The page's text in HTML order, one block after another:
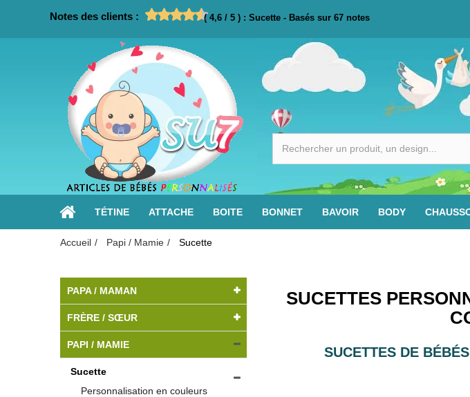
Notes des clients : (4,6 / 5 ) : Sucette - Basés sur 67 notes
TÉTINE ATTACHE BOITE BONNET BAVOIR BODY
Accueil Papi / Mamie Sucette
SUCETTES
SUCETTES DE
PAPA / MAMAN
FRÈRE / SŒUR
PAPI / MAMIE
Sucette
Personnalisation en couleurs